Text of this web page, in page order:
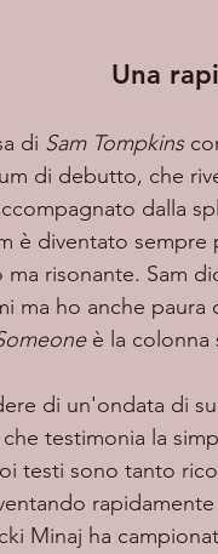
Una
di
Sam Tompkins
di debutto, che
dalla
è diventato
risonante. Sam
ma ho anche paura
è la colonna
testimonia la
testi sono tanto
Minaj ha